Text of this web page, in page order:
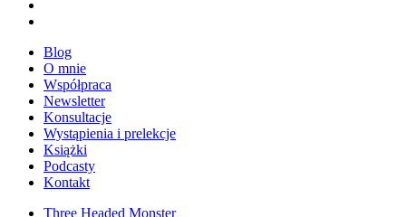
Blog
O mnie
Współpraca
Newsletter
Konsultacje
Wystąpienia i prelekcje
Książki
Podcasty
Kontakt
Three Headed Monster